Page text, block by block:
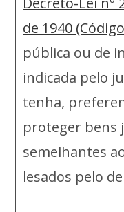
de 1940
pública ou de
indicada pelo
tenha,
proteger bens
semelhantes
lesados pelo